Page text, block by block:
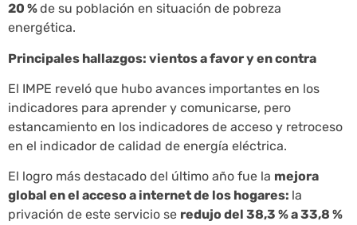
20 %de su población en situación de pobreza
energética.
Principales hallazgos: vientos a favor y en contra
El IMPE reveló que hubo avances importantes en los
indicadores para aprender y comunicarse, pero
estancamiento en los indicadores de acceso y retroceso
en el indicador de calidad de energía eléctrica.
El logro más destacado del último año fue la mejora
global en el acceso a internet de los hogares: la
privación de este servicio se redujo del 38,3 % a 33,8 %